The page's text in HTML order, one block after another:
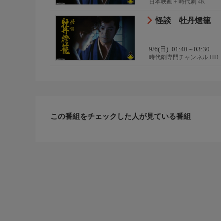
怪談 牡丹燈籠
9/6(日) 01:40～03:30
時代劇専門チャンネル HD
この番組をチェックした人が見ている番組